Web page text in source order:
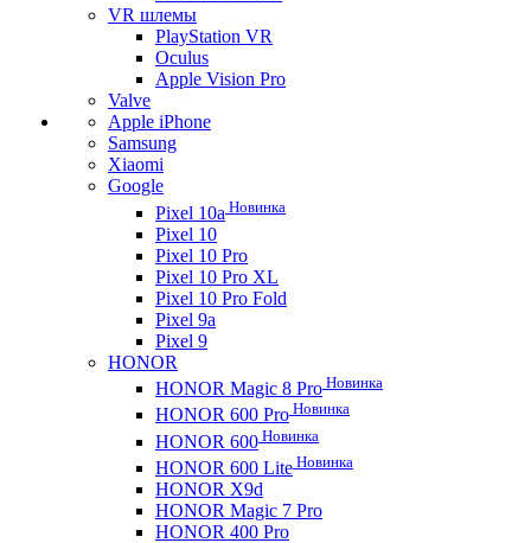
VR шлемы
PlayStation VR
Oculus
Apple Vision Pro
Valve
Apple iPhone
Samsung
Xiaomi
Google
Pixel 10a Новинка
Pixel 10
Pixel 10 Pro
Pixel 10 Pro XL
Pixel 10 Pro Fold
Pixel 9a
Pixel 9
HONOR
HONOR Magic 8 Pro Новинка
HONOR 600 Pro Новинка
HONOR 600 Новинка
HONOR 600 Lite Новинка
HONOR X9d
HONOR Magic 7 Pro
HONOR 400 Pro